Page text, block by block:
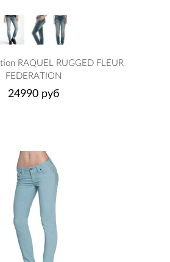
RAQUEL RUGGED FLEUR
FEDERATION
24990 руб